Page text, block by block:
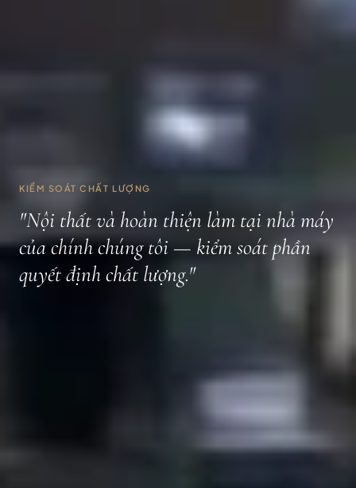
KIỂM SOÁT CHẤT LƯỢNG
"Nội thất và hoàn thiện làm tại nhà máy
của chính chúng tôi — kiểm soát phần
quyết định chất lượng."